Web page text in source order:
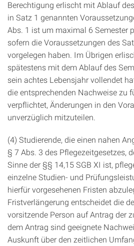
Berechtigung erlischt mit Ablauf
in Satz 1 genannten
Abs. 1 ist um maximal 6 Semester
sofern die Voraussetzungen des
vorgelegen haben. Im Übrigen
spätestens mit dem Ablauf des
sein achtes Lebensjahr vollendet
die entsprechenden Nachweise zu
verpflichtet, Änderungen in den
unverzüglich mitzuteilen.
(4) Studierende, die einen nahen
§ 7 Abs. 3 des Pflegezeitgesetzes,
Sinne der §§ 14,15 SGB XI ist,
einzelne Studien- und
hierfür vorgesehenen Fristen
Fristverlängerung entscheidet die
vorsitzende Person auf Antrag der
dem Antrag sind geeignete
Auskunft über den zeitlichen